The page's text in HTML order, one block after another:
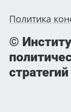
Политика
©